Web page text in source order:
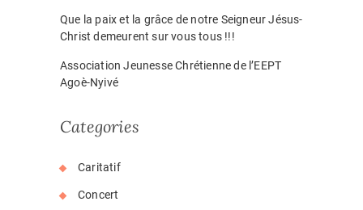
Que la paix et la grâce de notre Seigneur Jésus-
Christ demeurent sur vous tous !!!
Association Jeunesse Chrétienne de l’EEPT
Agoè-Nyivé
Categories
Caritatif
Concert